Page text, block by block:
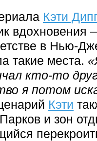
Кэти
вдохновения
в Нью-
такие места.
кто-то
я потом
Кэти
и зон